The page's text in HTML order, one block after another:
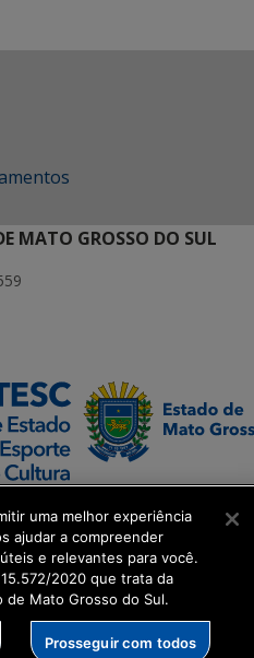
MATO GROSSO DO SUL
uma melhor experiência
ajudar a compreender
e relevantes para você.
2020 que trata da
de Mato Grosso do Sul.
Prosseguir com todos